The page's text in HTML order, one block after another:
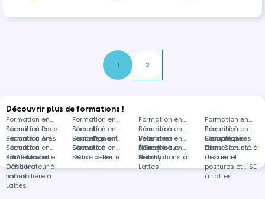
1 2
Découvrir plus de formations !
Formation en
Sécurité à Paris
Formation en
Sécurité à
Saint-Agnant
Formation en
Sécurité à
Villenave-
d'Ornon
Formation en
Sécurité à
Compiègne
Formation en
Sécurité à Alès
Formation en
Sécurité à
Delme
Formation en
Sécurité à
Épinay-sous-
Sénart
Formation en
Sécurité à Les
Ulis
Formation en
Sécurité à
Saint-Malo
Formation en
Sécurité à
Deuil-la-Barre
Formation en
Sécurité à
Antony
Formations
dans Sécurité à
distance
Formation en
SSIAP Incendie
Défibrillateur à
Lattes
Formation en
SST à Lattes
Formation en
Habilitations à
Lattes
Formation en
Gestes et
postures et HSE
à Lattes
Formation en
Gestion
immobilière à
Lattes